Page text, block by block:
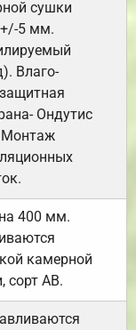
сушки
5 мм.
Влаго-
Ондутис
Монтаж
400 мм.
камерной
сорт АВ.